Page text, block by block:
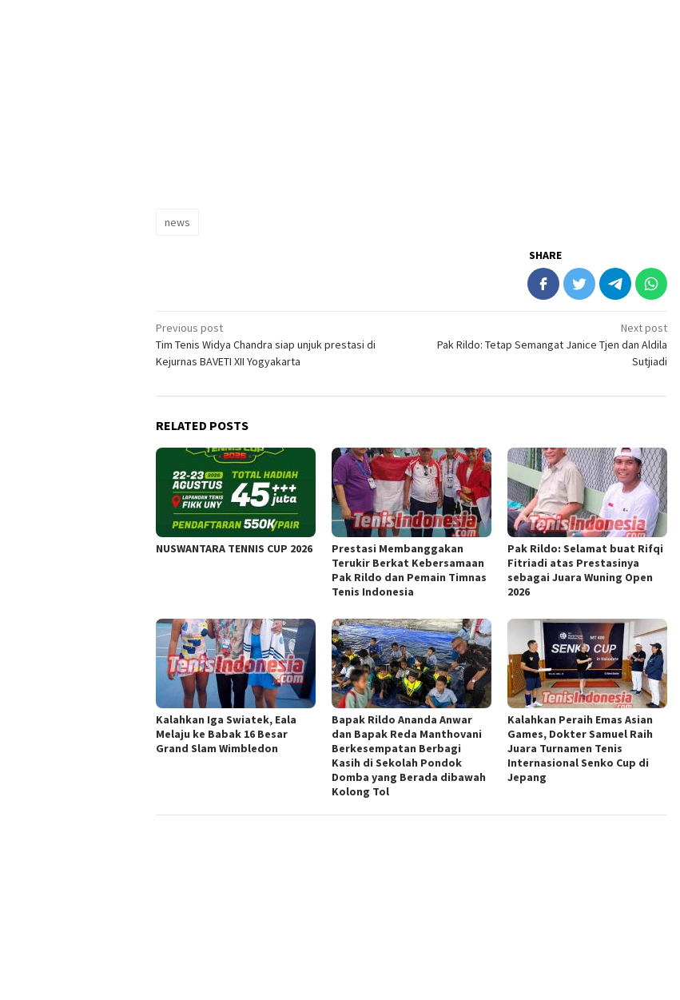
news
SHARE
Post
navigation
Previous post
Tim Tenis Widya Chandra siap unjuk prestasi di
Kejurnas BAVETI XII Yogyakarta
Next post
Pak Rildo: Tetap Semangat Janice Tjen dan Aldila
Sutjiadi
RELATED POSTS
NUSWANTARA TENNIS CUP 2026
Prestasi Membanggakan
Terukir Berkat Kebersamaan
Pak Rildo dan Pemain Timnas
Tenis Indonesia
Pak Rildo: Selamat buat Rifqi
Fitriadi atas Prestasinya
sebagai Juara Wuning Open
2026
Kalahkan Iga Swiatek, Eala
Melaju ke Babak 16 Besar
Grand Slam Wimbledon
Bapak Rildo Ananda Anwar
dan Bapak Reda Manthovani
Berkesempatan Berbagi
Kasih di Sekolah Pondok
Domba yang Berada dibawah
Kolong Tol
Kalahkan Peraih Emas Asian
Games, Dokter Samuel Raih
Juara Turnamen Tenis
Internasional Senko Cup di
Jepang